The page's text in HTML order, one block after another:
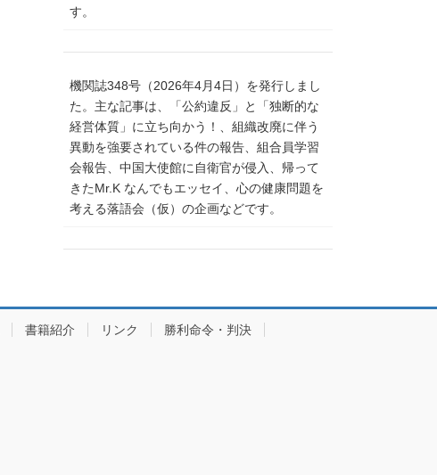
す。
機関誌348号（2026年4月4日）を発行しまし
た。主な記事は、「公約違反」と「独断的な
経営体質」に立ち向かう！、組織改廃に伴う
異動を強要されている件の報告、組合員学習
会報告、中国大使館に自衛官が侵入、帰って
きたMr.K なんでもエッセイ、心の健康問題を
考える落語会（仮）の企画などです。
書籍紹介 リンク 勝利命令・判決